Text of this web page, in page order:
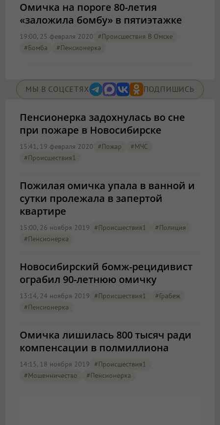
Омичка на пороге 80-летия
«заложила бомбу» в пятиэтажке
19:00, 25 февраля 2020 #Происшествия В Омске
#бомба
#пенсионерка
МЫ В СОЦСЕТЯХ ПОДПИШИСЬ
Пенсионерка задохнулась во сне
при пожаре в Новосибирске
15:41, 19 февраля 2020 #пожар
#МЧС
#Происшествия1
Пожилая омичка упала в ванной и
сутки пролежала в запертой
квартире
15:00, 26 ноября 2019 #Происшествия1
#полиция
#пенсионерка
Новосибирский бомж-рецидивист
ограбил 90-летнюю омичку
13:14, 24 ноября 2019 #Происшествия1
#грабеж
#пенсионерка
Омичка лишилась 800 тысяч ради
компенсации в полмиллиона
14:15, 18 ноября 2019 #Происшествия1
#мошенничество
#пенсионерка